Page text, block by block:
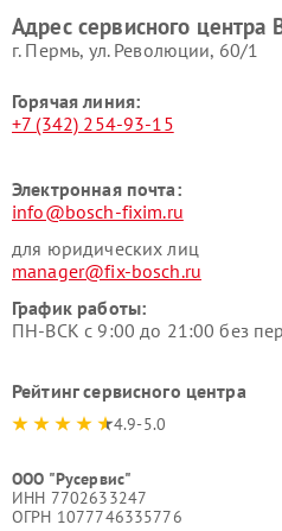
Адрес сервисного центра
г. Пермь, ул. ​Революции, 60/1
Горячая линия:
+7 (342) 254-93-15
Электронная почта:
info@bosch-fixim.ru
для юридических лиц
manager@fix-bosch.ru
График работы:
ПН-ВСК с 9:00 до 21:00 без
Рейтинг сервисного центра
4.9-5.0
ООО "Русервис"
ИНН 7702633247
ОГРН 1077746335776